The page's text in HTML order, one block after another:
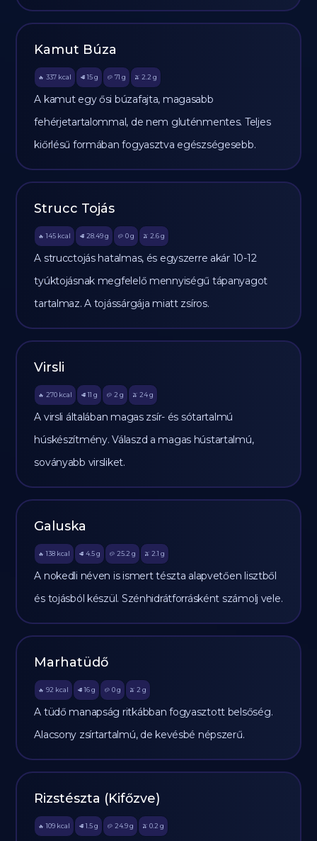
Kamut Búza
🔥 337 kcal 🥩 15 g 🥔 71 g 🫒 2.2 g
A kamut egy ősi búzafajta, magasabb
fehérjetartalommal, de nem gluténmentes. Teljes
kiőrlésű formában fogyasztva egészségesebb.
Strucc Tojás
🔥 145 kcal 🥩 28.49 g 🥔 0g 🫒 2.6 g
A strucctojás hatalmas, és egyszerre akár 10-12
tyúktojásnak megfelelő mennyiségű tápanyagot
tartalmaz. A tojássárgája miatt zsíros.
Virsli
🔥 270 kcal 🥩 11 g 🥔 2 g 🫒 24 g
A virsli általában magas zsír- és sótartalmú
húskészítmény. Válaszd a magas hústartalmú,
soványabb virsliket.
Galuska
🔥 138 kcal 🥩 4.5 g 🥔 25.2 g 🫒 2.1 g
A nokedli néven is ismert tészta alapvetően lisztből
és tojásból készül. Szénhidrátforrásként számolj vele.
Marhatüdő
🔥 92 kcal 🥩 16 g 🥔 0g 🫒 2 g
A tüdő manapság ritkábban fogyasztott belsőség.
Alacsony zsírtartalmú, de kevésbé népszerű.
Rizstészta (Kifőzve)
🔥 109 kcal 🥩 1.5 g 🥔 24.9g 🫒 0.2 g